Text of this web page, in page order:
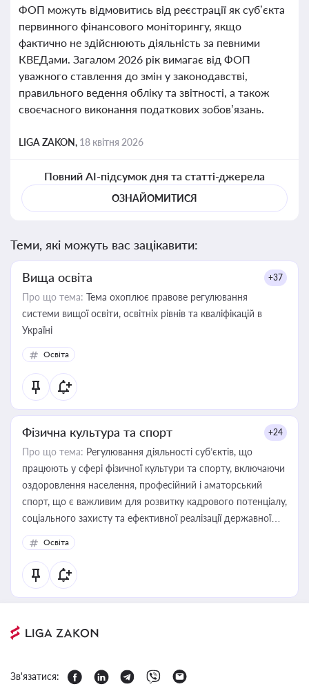
ФОП можуть відмовитись від реєстрації як суб’єкта
первинного фінансового моніторингу, якщо
фактично не здійснюють діяльність за певними
КВЕДами. Загалом 2026 рік вимагає від ФОП
уважного ставлення до змін у законодавстві,
правильного ведення обліку та звітності, а також
своєчасного виконання податкових зобов’язань.
LIGA ZAKON, 18 квітня 2026
Повний AI-підсумок дня та статті-джерела
ОЗНАЙОМИТИСЯ
Теми, які можуть вас зацікавити:
Вища освіта +37
Про що тема: Тема охоплює правове регулювання
системи вищої освіти, освітніх рівнів та кваліфікацій в
Україні
Освіта
Фізична культура та спорт +24
Про що тема: Регулювання діяльності суб’єктів, що
працюють у сфері фізичної культури та спорту, включаючи
оздоровлення населення, професійний і аматорський
спорт, що є важливим для розвитку кадрового потенціалу,
соціального захисту та ефективної реалізації державної
політики у цій галузі
Освіта
Зв'язатися: